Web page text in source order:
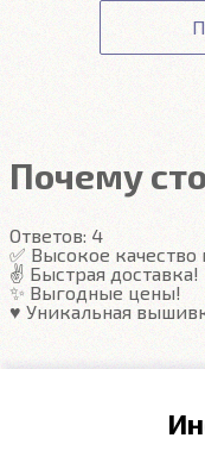
Точно повторяют
Передние
Гарантия
Подробнее
вытряхиваются
Почему
Ответов: 4
✅ Высокое качество
✌️ Быстрая доставка!
✨ Выгодные цены!
♥️ Уникальная